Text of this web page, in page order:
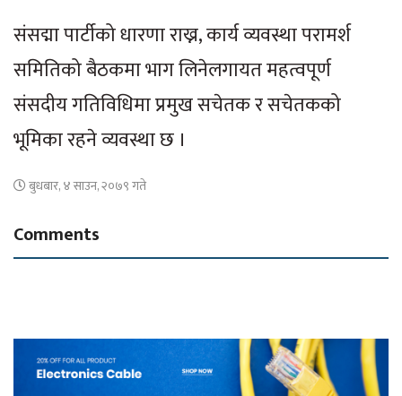
संसद्मा पार्टीको धारणा राख्न, कार्य व्यवस्था परामर्श
समितिको बैठकमा भाग लिनेलगायत महत्वपूर्ण
संसदीय गतिविधिमा प्रमुख सचेतक र सचेतकको
भूमिका रहने व्यवस्था छ ।
बुधबार, ४ साउन, २०७९ गते
Comments